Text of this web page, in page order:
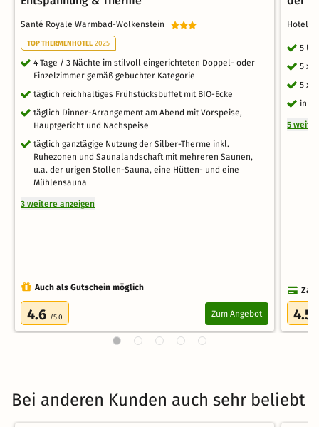
Santé Royale Warmbad-Wolkenstein
TOP THERMENHOTEL 2025
4 Tage / 3 Nächte im stilvoll eingerichteten Doppel- oder
Einzelzimmer gemäß gebuchter Kategorie
täglich reichhaltiges Frühstücksbuffet mit BIO-Ecke
täglich Dinner-Arrangement am Abend mit Vorspeise,
Hauptgericht und Nachspeise
täglich ganztägige Nutzung der Silber-Therme inkl.
Ruhezonen und Saunalandschaft mit mehreren Saunen,
u.a. der urigen Stollen-Sauna, eine Hütten- und eine
Mühlensauna
3 weitere anzeigen
Auch als Gutschein möglich
4.6 /5.0 Zum Angebot
Hotel
5
5 x
5 x
inkl.
5
4.5
Bei anderen Kunden auch sehr beliebt